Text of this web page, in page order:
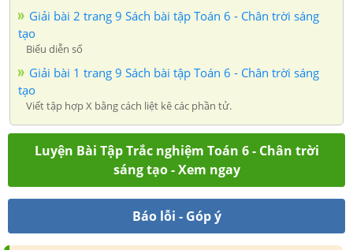
Giải bài 2 trang 9 Sách bài tập Toán 6 - Chân trời sáng
tạo
Biểu diễn số
Giải bài 1 trang 9 Sách bài tập Toán 6 - Chân trời sáng
tạo
Viết tập hợp X bằng cách liệt kê các phần tử.
Luyện Bài Tập Trắc nghiệm Toán 6 - Chân trời
sáng tạo - Xem ngay
Báo lỗi - Góp ý